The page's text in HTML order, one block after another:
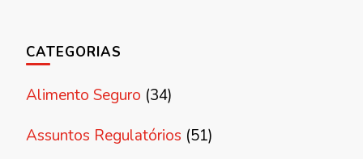
CATEGORIAS
Alimento Seguro (34)
Assuntos Regulatórios (51)